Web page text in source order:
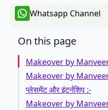
Whatsapp Channel
On this page
Makeover by
Makeover by
प्लेसमेंट और इंटर्नशिप :-
Makeover by